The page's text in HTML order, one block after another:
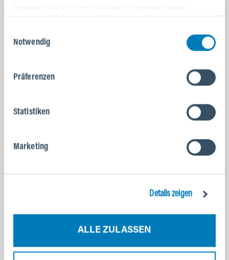
Notwendig
Präferenzen
Statistiken
Marketing
Details zeigen
ALLE ZULASSEN